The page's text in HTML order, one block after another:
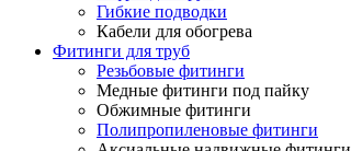
Гибкие подводки
Кабели для обогрева
Фитинги для труб
Резьбовые фитинги
Медные фитинги под пайку
Обжимные фитинги
Полипропиленовые фитинги